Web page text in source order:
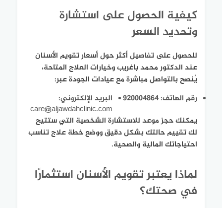
كيفية الحصول على استشارة
وتحديد السعر
للحصول على تفاصيل أكثر حول أسعار تقويم الأسنان
عند الدكتور محمد باغريب وخيارات العلاج المتاحة،
يُنصح بالتواصل مباشرة مع عيادات الجودة عبر:
رقم الهاتف: 920004864
البريد الإلكتروني:
care@aljawdahclinic.com
يمكنك حجز موعد للاستشارة الشخصية التي ستتيح
لك تقييم حالتك بشكل دقيق ووضع خطة علاج تناسب
احتياجاتك المالية والصحية.
لماذا يعتبر تقويم الأسنان استثمارًا
في صحتك؟